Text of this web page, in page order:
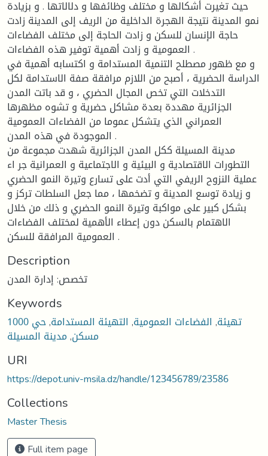
حيث تغيرت أشكالها و مختلف وظائفها و دلالاتها . و بزيادة
نمو المدينة نتيجة الهجرة الداخلية من الريف إلى المدينة زادت
حاجة الإنسان للسكن و زادت الحاجة إلى مختلف الفضاءات
العمومية و زادت أهمية توفير هذه الفضاءات .
و مع ظهور مصطلح التنمية المستدامة و اكتسابه أهمية في
الدراسة الحضرية ، أصبح من اللازم مرافقة صفة الاستدامة لكل
التدخلات التي تخص المجال الحضري ، و قد باتت المدن
الجزائرية مهددة بعدة مشاكل حضرية و تشوه مظهرها
العمراني الذي يتشكل عموما من الفضاءات العمومية
الموجودة في هذه المدن .
مدينة المسيلة ككل المدن الجزائرية شهدت مجموعة من
التطورات الاقتصادية و البيئية و الاجتماعية و العمرانية جر اء
عملية النزوح الريفي التي أدت على تسارع وتيرة النمو الحضري
و زيادة توسع المدينة و تضخمها ، مما جعل السلطات تركز و
بشكل كبير على مواكبة وتيرة النمو الحضري و ذلك من خلال
الاهتمام بالسكن دون إعطاء الأهمية لمختلف الفضاءات
العمومية المرافقة للسكن .
Description
تخصص: إدارة المدن
Keywords
تهيئة, الفضاءات العمومية, التهيئة المستدامة, حي 1000
مسكن,مدينة المسيلة
URI
https://depot.univ-msila.dz/handle/123456789/23586
Collections
Master Thesis
Full item page